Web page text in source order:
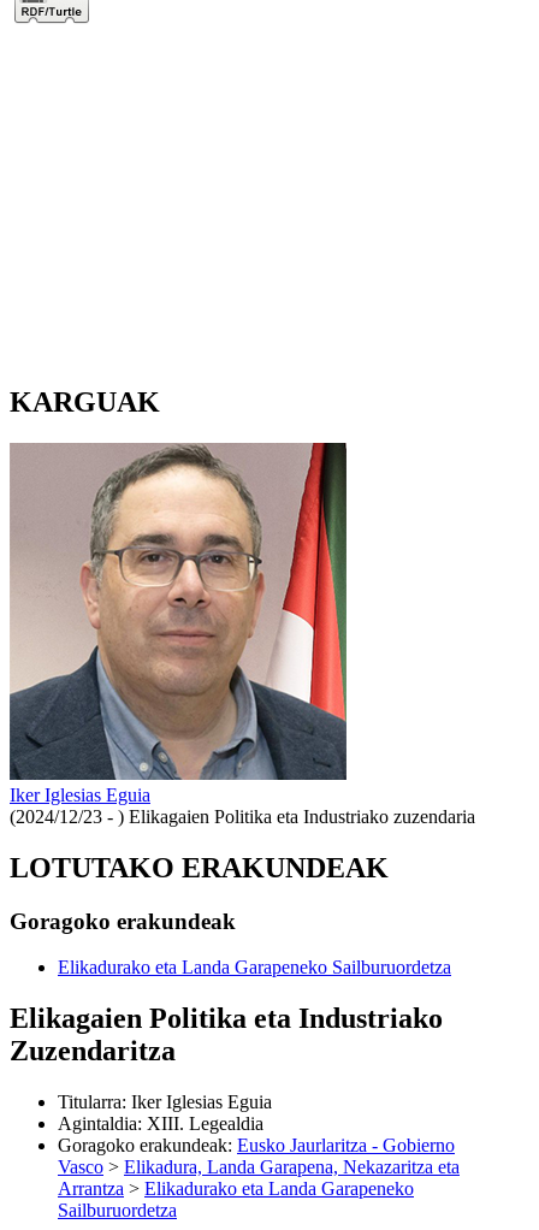
KARGUAK
Iker Iglesias Eguia
(2024/12/23 - ) Elikagaien Politika eta Industriako zuzendaria
LOTUTAKO ERAKUNDEAK
Goragoko erakundeak
Elikadurako eta Landa Garapeneko Sailburuordetza
Elikagaien Politika eta Industriako
Zuzendaritza
Titularra: Iker Iglesias Eguia
Agintaldia: XIII. Legealdia
Goragoko erakundeak: Eusko Jaurlaritza - Gobierno
Vasco > Elikadura, Landa Garapena, Nekazaritza eta
Arrantza > Elikadurako eta Landa Garapeneko
Sailburuordetza